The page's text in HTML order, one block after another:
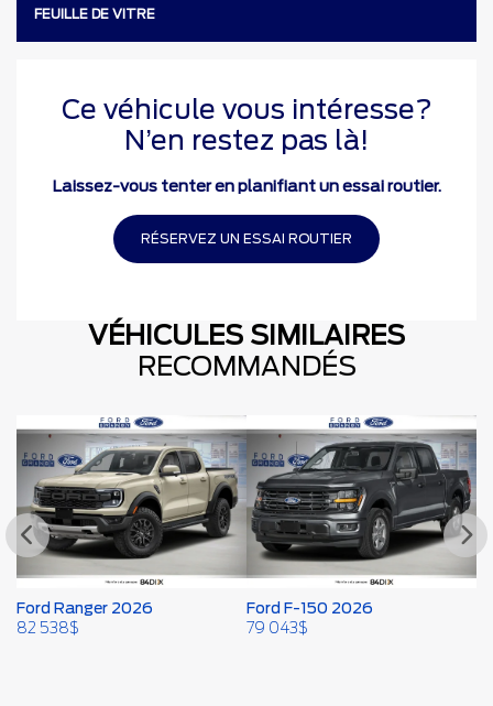
FEUILLE DE VITRE
Ce véhicule vous intéresse?
N’en restez pas là!
Laissez-vous tenter en planifiant un essai routier.
RÉSERVEZ UN ESSAI ROUTIER
VÉHICULES SIMILAIRES
RECOMMANDÉS
Ford Ranger 2026
82 538$
Ford F-150 2026
79 043$